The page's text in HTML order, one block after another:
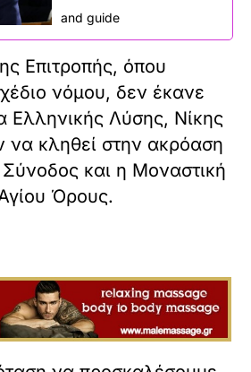
and guide
Επιτροπής, όπου
νόμου, δεν έκανε
Ελληνικής Λύσης, Νίκης
να κληθεί στην ακρόαση
και η Μοναστική
Όρους.